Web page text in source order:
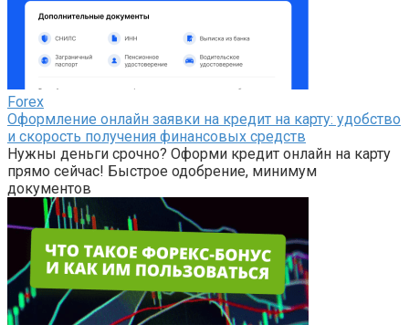
Forex
Оформление онлайн заявки на кредит на карту: удобство
и скорость получения финансовых средств
Нужны деньги срочно? Оформи кредит онлайн на карту
прямо сейчас! Быстрое одобрение, минимум
документов